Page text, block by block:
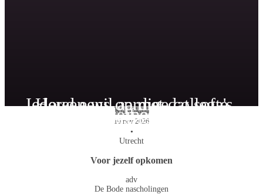
Iedereen wil aardige collega's,
ook jouw collega's
Voor jezelf opkomen
Klaslokaal
10 nov 2026
•
Utrecht
Voor jezelf opkomen
adv
De Bode nascholingen
Minder roddel, meer werkplezier
Houd eens op met dat softe
gedoe: GA LEIDEN!